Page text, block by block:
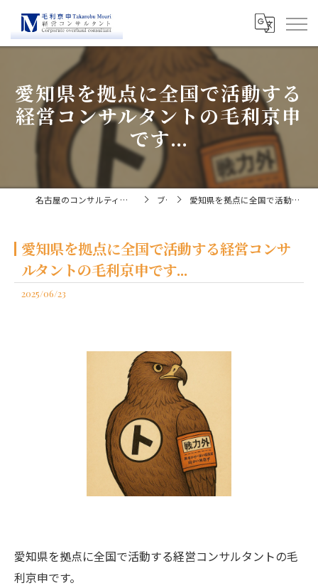
愛知県を拠点に全国で活動する
経営コンサルタントの毛利京申
です...
名古屋のコンサルティングなら経営コンサルタント毛利京申 ブログ 愛知県を拠点に全国で活動する経営コンサルタントの毛利京申です...
愛知県を拠点に全国で活動する経営コンサ
ルタントの毛利京申です...
2025/06/23
愛知県を拠点に全国で活動する経営コンサルタントの毛
利京申です。